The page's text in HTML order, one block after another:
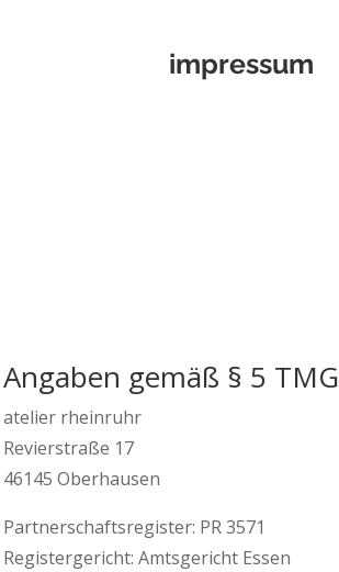
impressum
Angaben gemäß § 5 TMG
atelier rheinruhr
Revierstraße 17
46145 Oberhausen
Partnerschaftsregister: PR 3571
Registergericht: Amtsgericht Essen